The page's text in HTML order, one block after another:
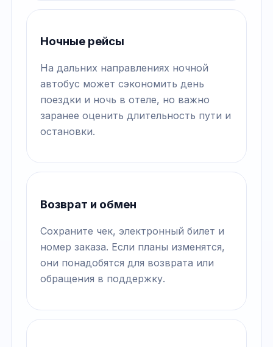
Ночные рейсы
На дальних направлениях ночной
автобус может сэкономить день
поездки и ночь в отеле, но важно
заранее оценить длительность пути и
остановки.
Возврат и обмен
Сохраните чек, электронный билет и
номер заказа. Если планы изменятся,
они понадобятся для возврата или
обращения в поддержку.